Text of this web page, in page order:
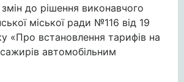
до рішення виконавчого
міської ради №116 від 19
«Про встановлення тарифів на
автомобільним